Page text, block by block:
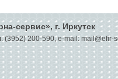
сервис», г. Иркутск
(3952) 200-590, e-mail: mail@efir-